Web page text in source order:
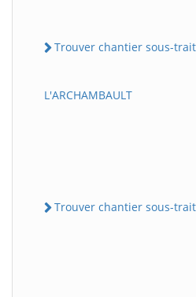
Trouver chantier sous-
L'ARCHAMBAULT
Trouver chantier sous-